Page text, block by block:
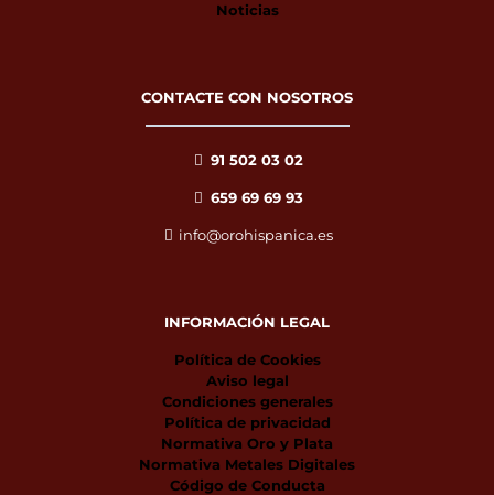
Noticias
CONTACTE CON NOSOTROS
91 502 03 02
659 69 69 93
info@orohispanica.es
INFORMACIÓN LEGAL
Política de Cookies
Aviso legal
Condiciones generales
Política de privacidad
Normativa Oro y Plata
Normativa Metales Digitales
Código de Conducta